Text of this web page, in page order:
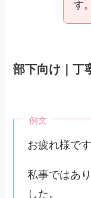
す。
部下向け｜丁
例文
お疲れ様です
私事ではあ
した。